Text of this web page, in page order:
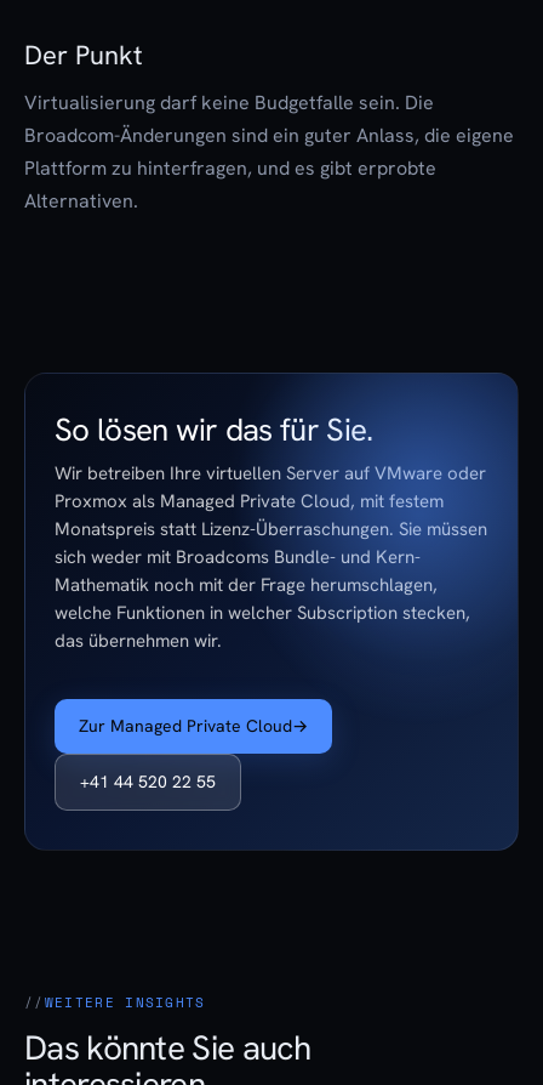
Der Punkt
Virtualisierung darf keine Budgetfalle sein. Die
Broadcom-Änderungen sind ein guter Anlass, die eigene
Plattform zu hinterfragen, und es gibt erprobte
Alternativen.
So lösen wir das für Sie.
Wir betreiben Ihre virtuellen Server auf VMware oder
Proxmox als Managed Private Cloud, mit festem
Monatspreis statt Lizenz-Überraschungen. Sie müssen
sich weder mit Broadcoms Bundle- und Kern-
Mathematik noch mit der Frage herumschlagen,
welche Funktionen in welcher Subscription stecken,
das übernehmen wir.
Zur Managed Private Cloud→
+41 44 520 22 55
WEITERE INSIGHTS
Das könnte Sie auch